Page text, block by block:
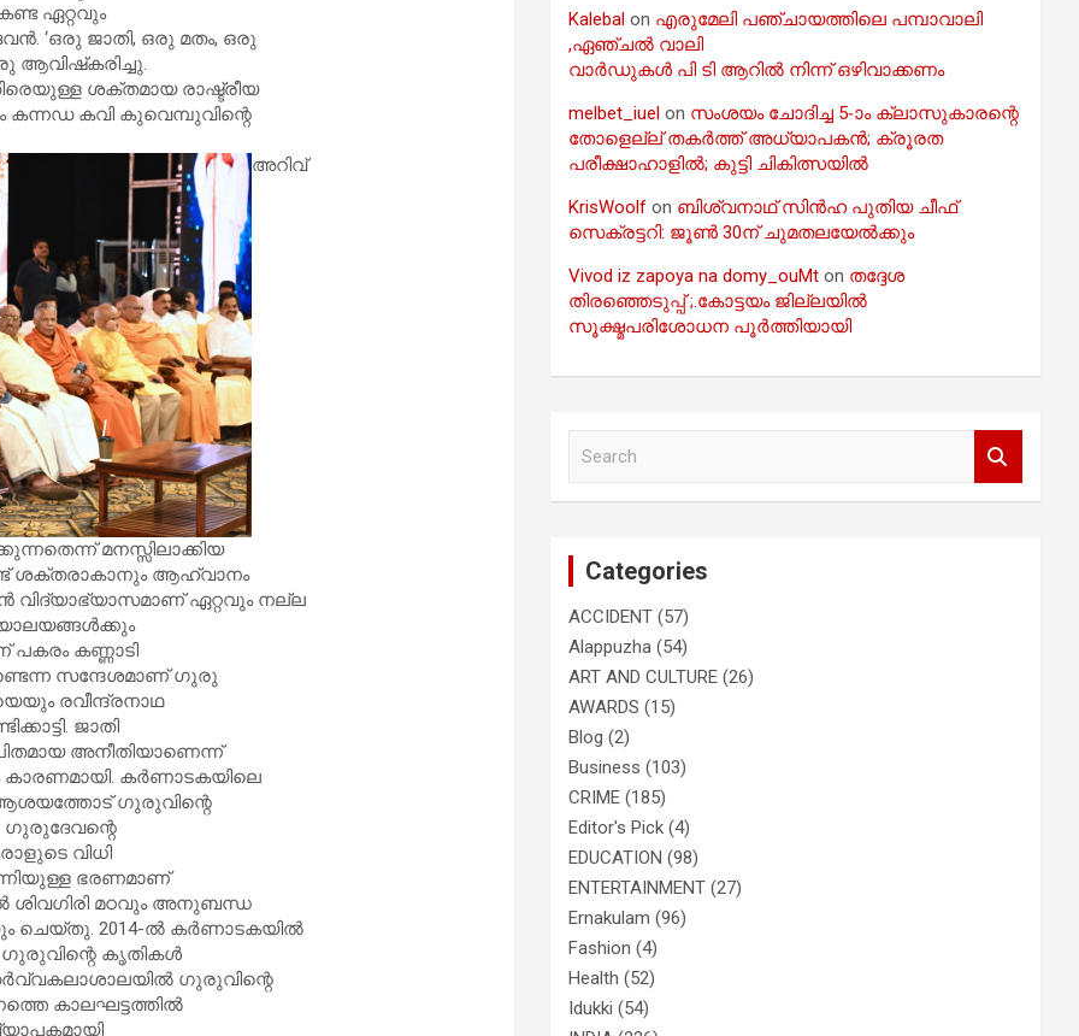
ഏറ്റവും
‘ഒരു ജാതി, ഒരു മതം, ഒരു
ആവിഷ്‌കരിച്ചു.
ശക്തമായ രാഷ്ട്രീയ
കവി കുവെമ്പുവിന്റെ
അറിവ്
മനസ്സിലാക്കിയ
ശക്തരാകാനും ആഹ്വാനം
ഏറ്റവും നല്ല
കണ്ണാടി
സന്ദേശമാണ് ഗുരു
രവീന്ദ്രനാഥ
ജാതി
അനീതിയാണെന്ന്
കർണാടകയിലെ
ആശയത്തോട് ഗുരുവിന്റെ
ഗുരുദേവന്റെ
വിധി
ഭരണമാണ്
ശിവഗിരി മഠവും അനുബന്ധ
ചെയ്തു. 2014-ൽ കർണാടകയിൽ
കൃതികൾ
ഗുരുവിന്റെ
കാലഘട്ടത്തിൽ
Kalebal on എരുമേലി പഞ്ചായത്തിലെ പമ്പാവാലി
,ഏഞ്ചൽ വാലി
വാർഡുകൾ പി ടി ആറിൽ നിന്ന് ഒഴിവാക്കണം
melbet_iuel on സംശയം ചോദിച്ച 5-ാം ക്ലാസുകാരന്റെ
തോളെല്ല് തകർത്ത് അധ്യാപകൻ; ക്രൂരത
പരീക്ഷാഹാളിൽ; കുട്ടി ചികിത്സയിൽ
KrisWoolf on ബിശ്വനാഥ് സിൻഹ പുതിയ ചീഫ്
സെക്രട്ടറി: ജൂൺ 30ന് ചുമതലയേൽക്കും
Vivod iz zapoya na domy_ouMt on തദ്ദേശ
തിരഞ്ഞെടുപ്പ് ;.കോട്ടയം ജില്ലയിൽ
സൂക്ഷ്മപരിശോധന പൂർത്തിയായി
Categories
ACCIDENT (57)
Alappuzha (54)
ART AND CULTURE (26)
AWARDS (15)
Blog (2)
Business (103)
CRIME (185)
Editor's Pick (4)
EDUCATION (98)
ENTERTAINMENT (27)
Ernakulam (96)
Fashion (4)
Health (52)
Idukki (54)